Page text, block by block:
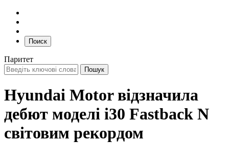
Поиск
Паритет
Hyundai Motor відзначила
дебют моделі i30 Fastback N
світовим рекордом